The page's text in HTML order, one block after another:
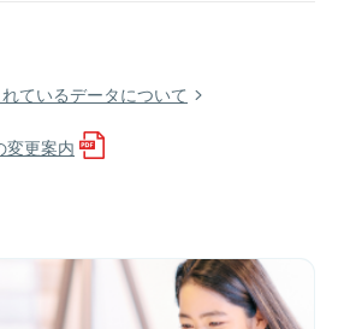
ているデータについて
変更案内